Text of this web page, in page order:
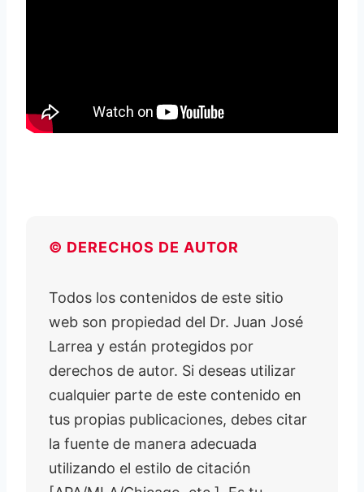
© DERECHOS DE AUTOR
Todos los contenidos de este sitio
web son propiedad del Dr. Juan José
Larrea y están protegidos por
derechos de autor. Si deseas utilizar
cualquier parte de este contenido en
tus propias publicaciones, debes citar
la fuente de manera adecuada
utilizando el estilo de citación